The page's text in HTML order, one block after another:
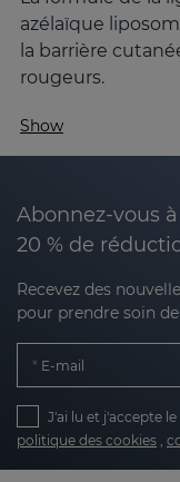
azélaïque
la barrière
rougeurs.
Qu’est-ce que
dermatologie
Apaisant
:
les
et normalise
contribuant
Show
Abonnez-vous
20 % de
Recevez des
pour prendre soin
E-mail
J'ai lu et j'accepte le
politique des cookies